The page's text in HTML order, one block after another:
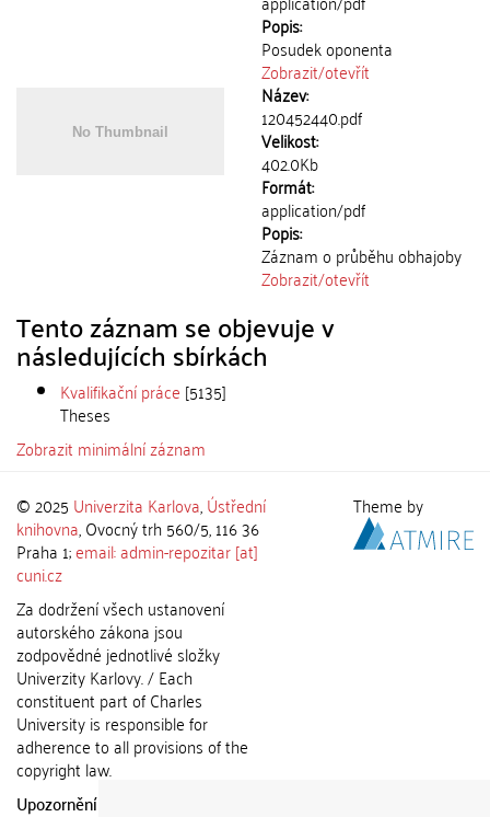
Popis:
Posudek oponenta
Zobrazit/otevřít
Název:
120452440.pdf
Velikost:
402.0Kb
Formát:
application/pdf
Popis:
Záznam o průběhu obhajoby
Zobrazit/otevřít
Tento záznam se objevuje v
následujících sbírkách
Kvalifikační práce [5135]
Theses
Zobrazit minimální záznam
© 2025 Univerzita Karlova,Ústřední
knihovna, Ovocný trh 560/5, 116 36
Praha 1;email: admin-repozitar [at]
cuni.cz
Za dodržení všech ustanovení
autorského zákona jsou
zodpovědné jednotlivé složky
Univerzity Karlovy. / Each
constituent part of Charles
University is responsible for
adherence to all provisions of the
copyright law.
Upozornění / Notice:
Theme by